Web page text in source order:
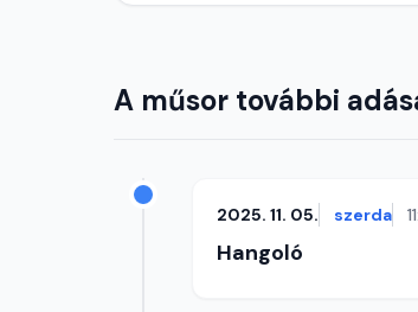
A műsor további
2025. 11. 05. szerda
Hangoló